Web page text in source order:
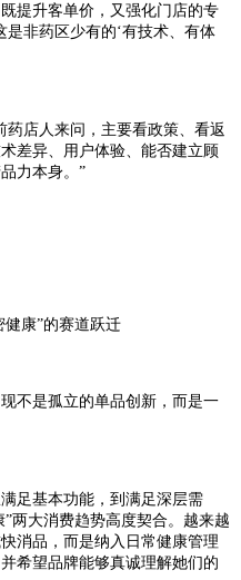
提升客单价，又强化门店的专
是非药区少有的‘有技术、有体
药店人来问，主要看政策、看返
差异、用户体验、能否建立顾
力本身。”
健康”的赛道跃迁
不是孤立的单品创新，而是一
足基本功能，到满足深层需
两大消费趋势高度契合。越来越
消品，而是纳入日常健康管理
希望品牌能够真诚理解她们的